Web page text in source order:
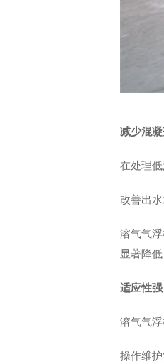
减少混
在处理
改善出
溶气气
显著降
适应性强
溶气气
操作维